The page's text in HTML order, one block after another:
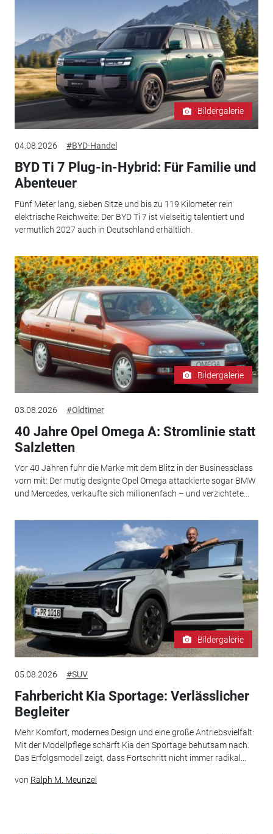
Bildergalerie
04.08.2026 #BYD-Handel
BYD Ti 7 Plug-in-Hybrid: Für Familie und
Abenteuer
Fünf Meter lang, sieben Sitze und bis zu 119 Kilometer rein
elektrische Reichweite: Der BYD Ti 7 ist vielseitig talentiert und
vermutlich 2027 auch in Deutschland erhältlich.
Bildergalerie
03.08.2026 #Oldtimer
40 Jahre Opel Omega A: Stromlinie statt
Salzletten
Vor 40 Jahren fuhr die Marke mit dem Blitz in der Businessclass
vorn mit: Der mutig designte Opel Omega attackierte sogar BMW
und Mercedes, verkaufte sich millionenfach – und verzichtete...
Bildergalerie
05.08.2026 #SUV
Fahrbericht Kia Sportage: Verlässlicher
Begleiter
Mehr Komfort, modernes Design und eine große Antriebsvielfalt:
Mit der Modellpflege schärft Kia den Sportage behutsam nach.
Das Erfolgsmodell zeigt, dass Fortschritt nicht immer radikal...
von Ralph M. Meunzel